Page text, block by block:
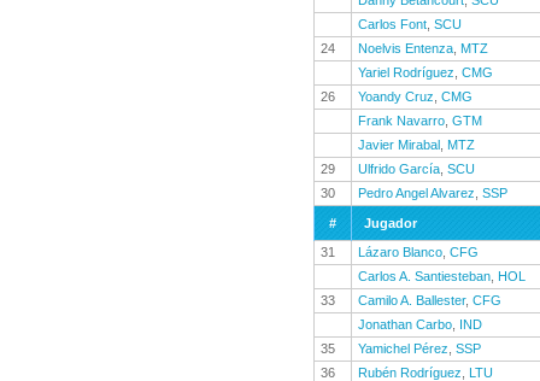
Carlos Font SCU
24
Noelvis Entenza MTZ
Yariel Rodríguez CMG
26
Yoandy Cruz CMG
Frank Navarro GTM
Javier Mirabal MTZ
29
Ulfrido García SCU
30
Pedro Angel Alvarez SSP
#
Jugador
31
Lázaro Blanco CFG
Carlos A. Santiesteban HOL
33
Camilo A. Ballester, CFG
Jonathan Carbo IND
35
Yamichel Pérez SSP
36
Rubén Rodríguez
LTU